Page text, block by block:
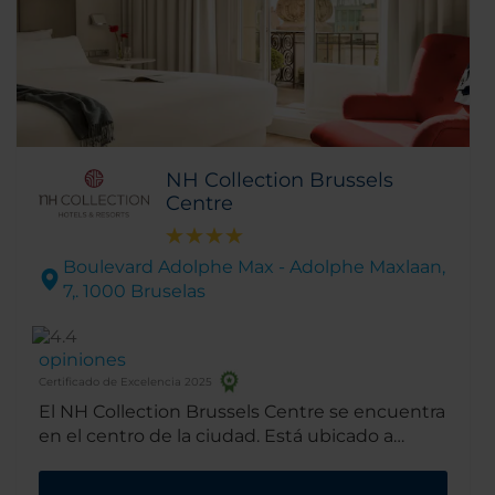
NH Collection Brussels
Centre
Boulevard Adolphe Max - Adolphe Maxlaan,
7,. 1000 Bruselas
opiniones
Certificado de Excelencia 2025
El NH Collection Brussels Centre se encuentra
en el centro de la ciudad. Está ubicado a